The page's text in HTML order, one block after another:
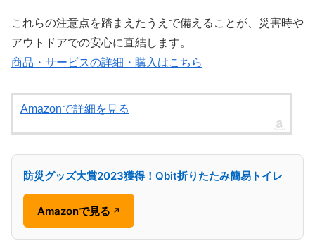
これらの注意点を踏まえたうえで備えることが、災害時や
アウトドアでの安心に直結します。
商品・サービスの詳細・購入はこちら
Amazonで詳細を見る
防災グッズ大賞2023獲得！Qbit折りたたみ簡易トイレ
Amazonで見る ↗